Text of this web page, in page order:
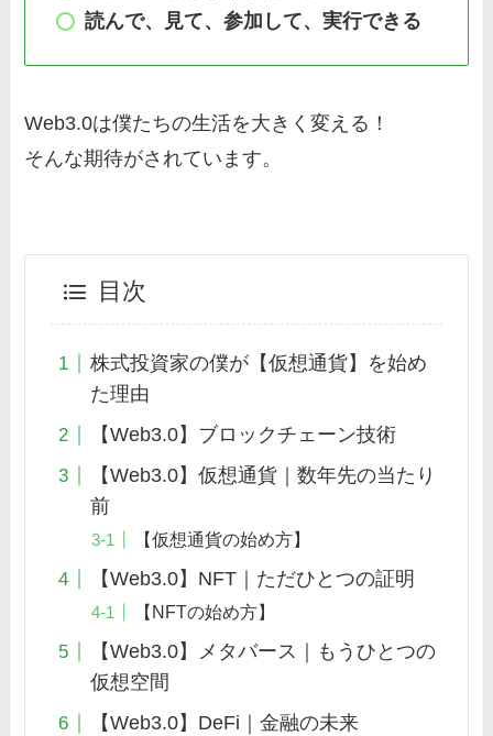
読んで、見て、参加して、実行できる
Web3.0は僕たちの生活を大きく変える！
そんな期待がされています。
目次
株式投資家の僕が【仮想通貨】を始め
た理由
【Web3.0】ブロックチェーン技術
【Web3.0】仮想通貨｜数年先の当たり
前
【仮想通貨の始め方】
【Web3.0】NFT｜ただひとつの証明
【NFTの始め方】
【Web3.0】メタバース｜もうひとつの
仮想空間
【Web3.0】DeFi｜金融の未来